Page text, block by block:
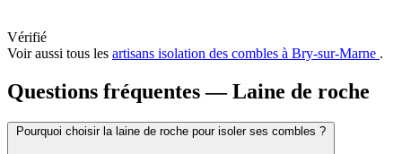
Vérifié
Voir aussi tous les artisans isolation des combles à Bry-sur-Marne .
Questions fréquentes — Laine de roche
Pourquoi choisir la laine de roche pour isoler ses combles ?